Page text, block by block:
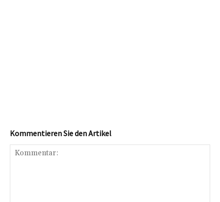
Kommentieren Sie den Artikel